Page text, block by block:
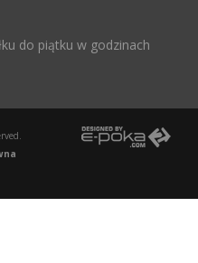
do piątku w godzinach